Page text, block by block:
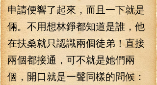
申請便響了起來，而且一下就是
倆。不用想林錚都知道是誰，他
在扶桑就只認識兩個徒弟！直接
兩個都接通，可不就是她們兩
個，開口就是一聲同樣的問候：